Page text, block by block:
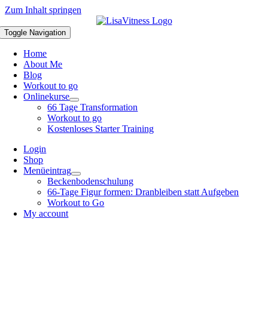
Zum Inhalt springen
Toggle Navigation
Home
About Me
Blog
Workout to go
Onlinekurse
66 Tage Transformation
Workout to go
Kostenloses Starter Training
Login
Shop
Menüeintrag
Beckenbodenschulung
66-Tage Figur formen: Dranbleiben statt Aufgeben
Workout to Go
My account